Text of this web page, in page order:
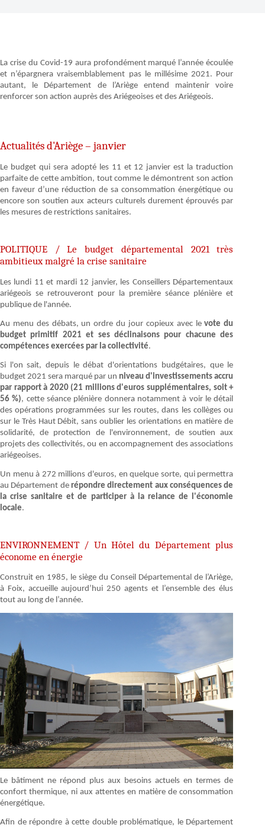
La crise du Covid-19 aura profondément marqué l’année écoulée
et n’épargnera vraisemblablement pas le millésime 2021. Pour
autant, le Département de l’Ariège entend maintenir voire
renforcer son action auprès des Ariégeoises et des Ariégeois.
Actualités d'Ariège – janvier
Le budget qui sera adopté les 11 et 12 janvier est la traduction
parfaite de cette ambition, tout comme le démontrent son action
en faveur d’une réduction de sa consommation énergétique ou
encore son soutien aux acteurs culturels durement éprouvés par
les mesures de restrictions sanitaires.
POLITIQUE / Le budget départemental 2021 très
ambitieux malgré la crise sanitaire
Les lundi 11 et mardi 12 janvier, les Conseillers Départementaux
ariégeois se retrouveront pour la première séance plénière et
publique de l'année.
Au menu des débats, un ordre du jour copieux avec levote du
budget primitif 2021 et ses déclinaisons pour chacune des
compétences exercées par la collectivité.
Si l'on sait, depuis le débat d'orientations budgétaires, que le
budget 2021 sera marqué par un niveau d'investissements accru
par rapport à 2020 (21 millions d'euros supplémentaires, soit +
56 %), cette séance plénière donnera notamment à voir le détail
des opérations programmées sur les routes, dans les collèges ou
sur le Très Haut Débit, sans oublier les orientations en matière de
solidarité, de protection de l'environnement, de soutien aux
projets des collectivités, ou en accompagnement des associations
ariégeoises.
Un menu à 272 millions d'euros, en quelque sorte, qui permettra
au Département de répondre directement aux conséquences de
la crise sanitaire et de participer à la relance de l'économie
locale.
ENVIRONNEMENT / Un Hôtel du Département plus
économe en énergie
Construit en 1985, le siège du Conseil Départemental de l’Ariège,
à Foix, accueille aujourd’hui 250 agents et l’ensemble des élus
tout au long de l’année.
Le bâtiment ne répond plus aux besoins actuels en termes de
confort thermique, ni aux attentes en matière de consommation
énergétique.
Afin de répondre à cette double problématique, le Département